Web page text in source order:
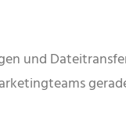
und